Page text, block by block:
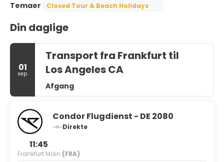
Temaer
Closed Tour & Beach Holidays
Din daglige
01
sep.
Transport fra Frankfurt til
Los Angeles CA
Afgang
Condor Flugdienst - DE 2080
Direkte
11:45
Frankfurt Main (FRA)